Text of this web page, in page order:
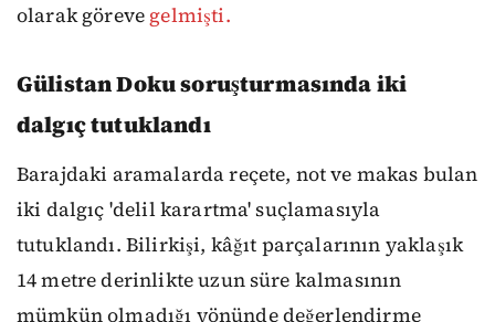
olarak göreve gelmişti.
Gülistan Doku soruşturmasında iki
dalgıç tutuklandı
Barajdaki aramalarda reçete, not ve makas bulan
iki dalgıç 'delil karartma' suçlamasıyla
tutuklandı. Bilirkişi, kâğıt parçalarının yaklaşık
14 metre derinlikte uzun süre kalmasının
mümkün olmadığı yönünde değerlendirme